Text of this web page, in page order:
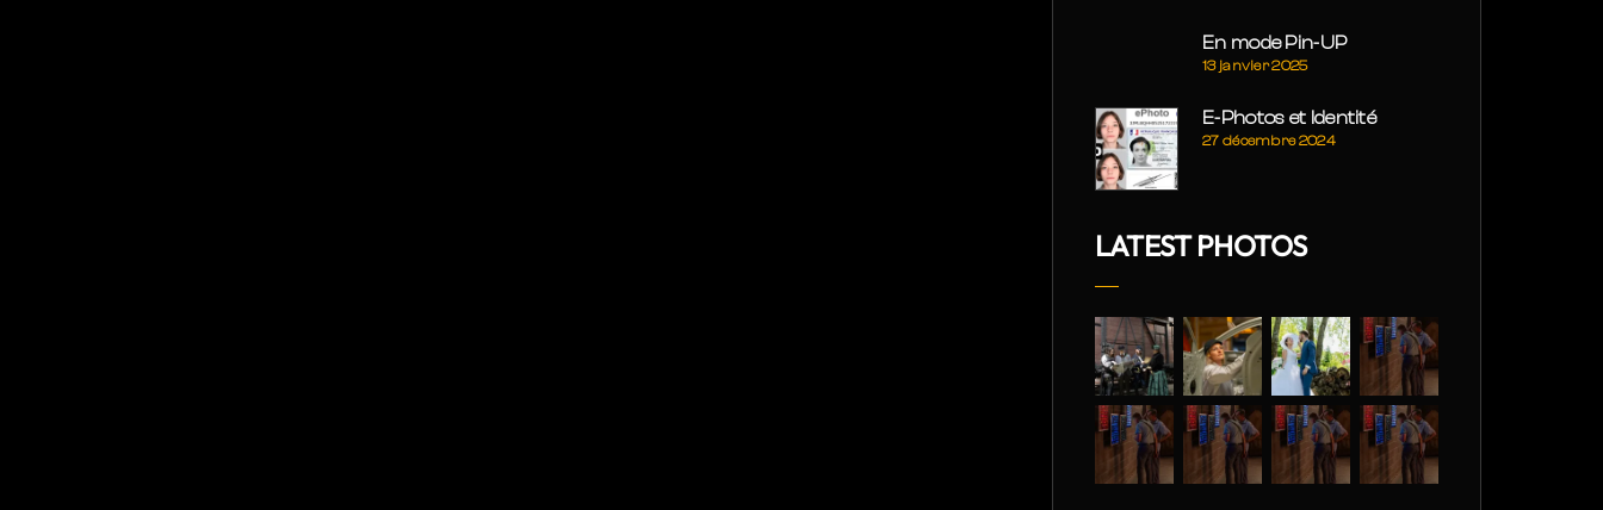
En mode Pin-UP
13 janvier 2025
E-Photos et Identité
27 décembre 2024
LATEST PHOTOS